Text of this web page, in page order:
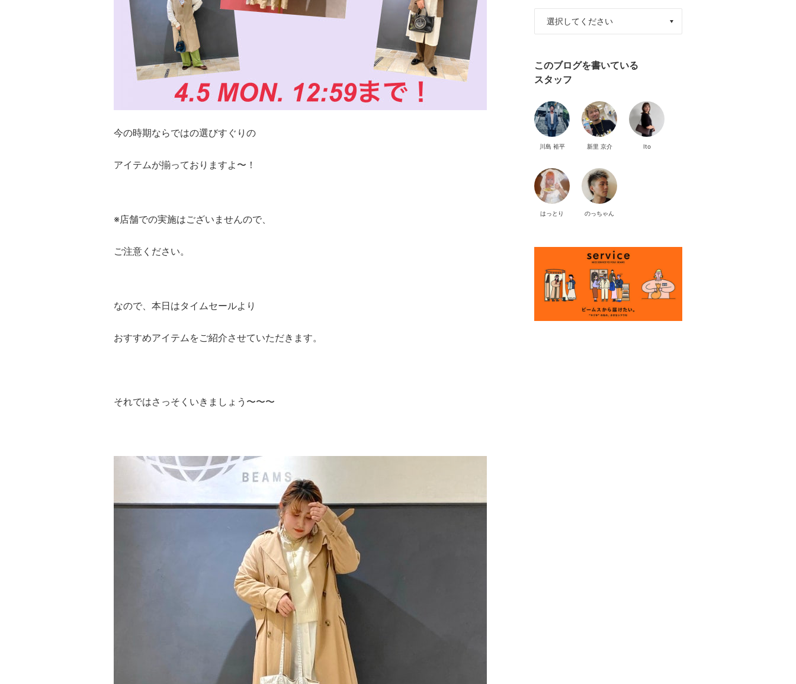
今の時期ならではの選びすぐりの
アイテムが揃っておりますよ〜！
※店舗での実施はございませんので、
ご注意ください。
なので、本日はタイムセールより
おすすめアイテムをご紹介させていただきます。
それではさっそくいきましょう〜〜〜
このブログを書いている
スタッフ
川島 裕平 新里 京介 Ito
はっとり のっちゃん